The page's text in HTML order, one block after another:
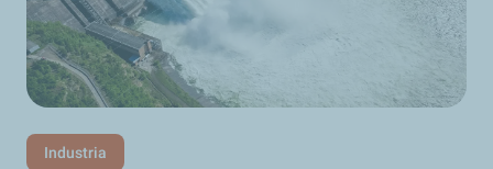
Industria